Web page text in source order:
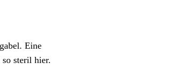
Eine
steril hier.